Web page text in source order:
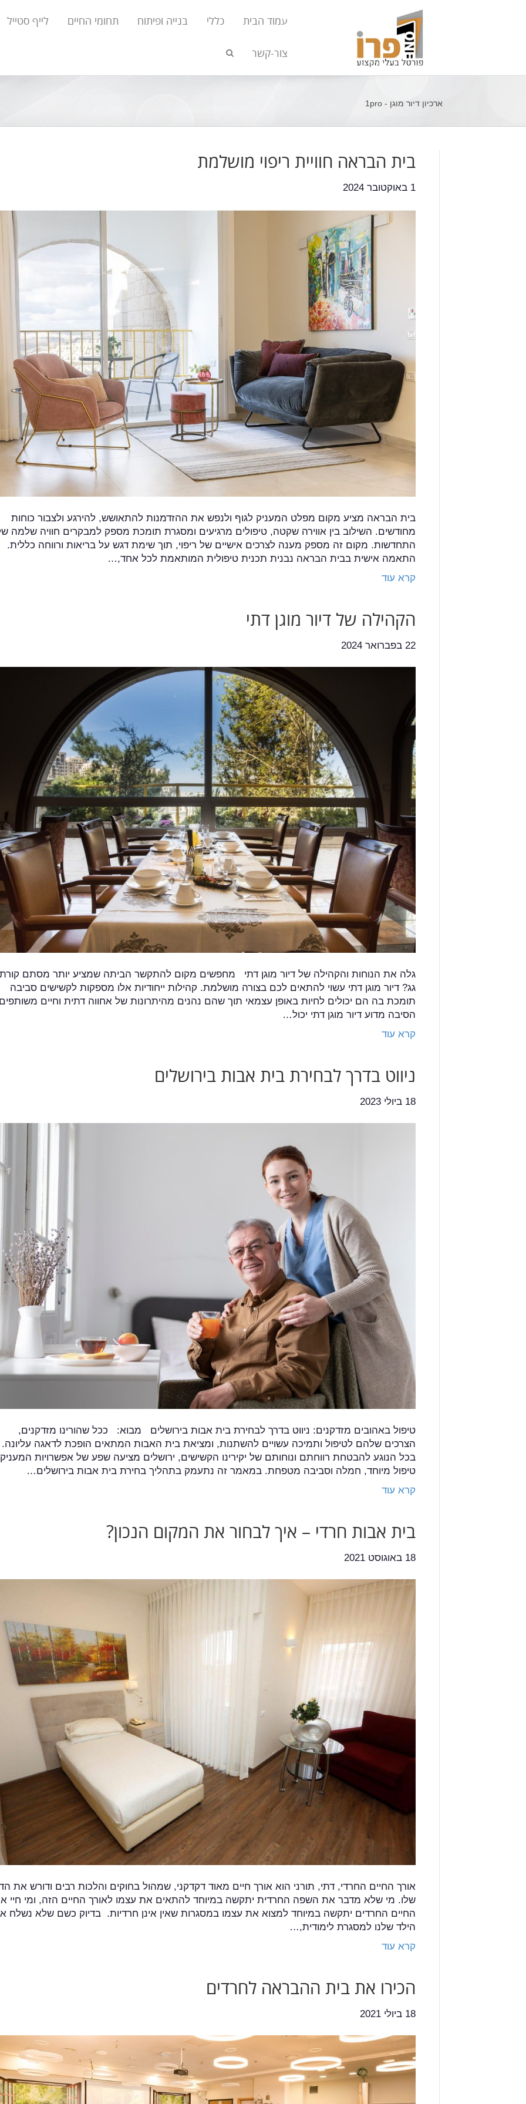
עמוד הבית כללי בנייה ופיתוח תחומי החיים לייף סטייל
צור-קשר
ארכיון דיור מוגן - 1pro
בית הבראה חוויית ריפוי מושלמת
1 באוקטובר 2024
בית הבראה מציע מקום מפלט המעניק לגוף ולנפש את ההזדמנות להתאושש, להירגע ולצבור כוחות
מחודשים. השילוב בין אווירה שקטה, טיפולים מרגיעים ומסגרת תומכת מספק למבקרים חוויה שלמה
התחדשות. מקום זה מספק מענה לצרכים אישיים של ריפוי, תוך שימת דגש על בריאות ורווחה כללית.
התאמה אישית בבית הבראה נבנית תכנית טיפולית המותאמת לכל אחד,…
קרא עוד
הקהילה של דיור מוגן דתי
22 בפברואר 2024
גלה את הנוחות והקהילה של דיור מוגן דתי מחפשים מקום להתקשר הביתה שמציע יותר מסתם קורת
גג? דיור מוגן דתי עשוי להתאים לכם בצורה מושלמת. קהילות ייחודיות אלו מספקות לקשישים סביבה
תומכת בה הם יכולים לחיות באופן עצמאי תוך שהם נהנים מהיתרונות של אחווה דתית וחיים
הסיבה מדוע דיור מוגן דתי יכול…
קרא עוד
ניווט בדרך לבחירת בית אבות בירושלים
18 ביולי 2023
טיפול באהובים מזדקנים: ניווט בדרך לבחירת בית אבות בירושלים מבוא: ככל שהורינו מזדקנים,
הצרכים שלהם לטיפול ותמיכה עשויים להשתנות, ומציאת בית האבות המתאים הופכת לדאגה עליונה.
בכל הנוגע להבטחת רווחתם ונוחותם של יקירינו הקשישים, ירושלים מציעה שפע של אפשרויות
טיפול מיוחד, חמלה וסביבה מטפחת. במאמר זה נתעמק בתהליך בחירת בית אבות בירושלים…
קרא עוד
בית אבות חרדי – איך לבחור את המקום הנכון?
18 באוגוסט 2021
אורך החיים החרדי, דתי, תורני הוא אורך חיים מאוד דקדקני, שמהול בחוקים והלכות רבים ודורש את
שלו. מי שלא מדבר את השפה החרדית יתקשה במיוחד להתאים את עצמו לאורך החיים הזה, ומי חיי
החיים החרדים יתקשה במיוחד למצוא את עצמו במסגרות שאין אינן חרדיות. בדיוק כשם שלא נשלח
הילד שלנו למסגרת לימודית,…
קרא עוד
הכירו את בית ההבראה לחרדים
18 ביולי 2021